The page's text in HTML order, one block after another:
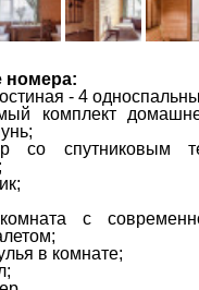
номера:
- 4
комплект
со спутниковым
с
в комнате;